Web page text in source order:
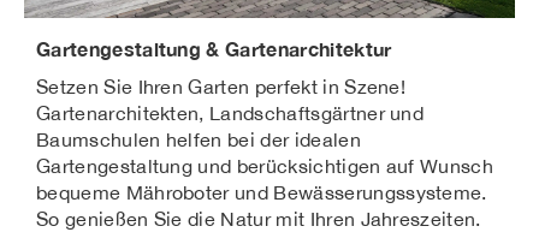
Gartengestaltung & Gartenarchitektur
Setzen Sie Ihren Garten perfekt in Szene!
Gartenarchitekten, Landschaftsgärtner und
Baumschulen helfen bei der idealen
Gartengestaltung und berücksichtigen auf Wunsch
bequeme Mähroboter und Bewässerungssysteme.
So genießen Sie die Natur mit Ihren Jahreszeiten.